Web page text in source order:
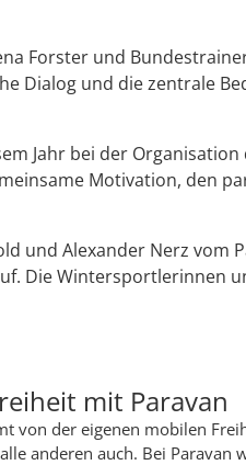
Forster und
Dialog und die zentrale
Jahr bei der Organisation
Motivation, den
Alexander Nerz vom
Die Wintersportlerinnen
mit Paravan
von der eigenen mobilen
anderen auch. Bei Paravan